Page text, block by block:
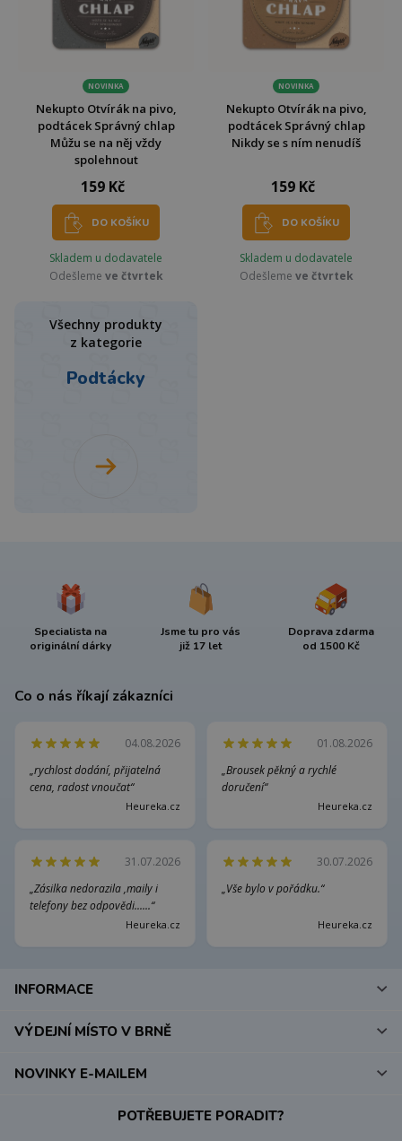
NOVINKA
Nekupto Otvírák na pivo,
podtácek Správný chlap
Můžu se na něj vždy
spolehnout
159 Kč
DO KOŠÍKU
Skladem u dodavatele
Odešleme ve čtvrtek
NOVINKA
Nekupto Otvírák na pivo,
podtácek Správný chlap
Nikdy se s ním nenudíš
159 Kč
DO KOŠÍKU
Skladem u dodavatele
Odešleme ve čtvrtek
Všechny produkty
z kategorie
Podtácky
Specialista na
originální dárky
Jsme tu pro vás
již 17 let
Doprava zdarma
od 1500 Kč
Co o nás říkají zákazníci
04.08.2026
„rychlost dodání, přijatelná
cena, radost vnoučat“
Heureka.cz
01.08.2026
„Brousek pěkný a rychlé
doručení“
Heureka.cz
31.07.2026
„Zásilka nedorazila ,maily i
telefony bez odpovědi......“
Heureka.cz
30.07.2026
„Vše bylo v pořádku.“
Heureka.cz
INFORMACE
VÝDEJNÍ MÍSTO V BRNĚ
POTŘEBUJETE PORADIT?
NOVINKY E-MAILEM